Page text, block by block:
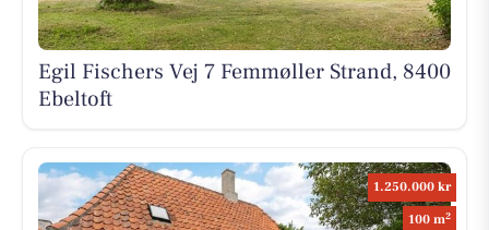
Egil Fischers Vej 7 Femmøller Strand, 8400
Ebeltoft
1.250.000 kr
100 m2